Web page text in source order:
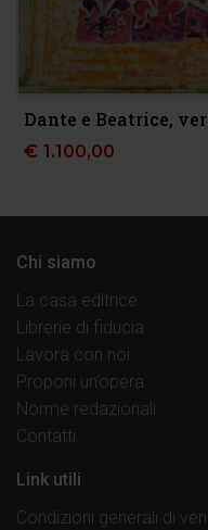
Dante e Beatrice,
€ 1.100,00
Chi siamo
La casa editrice
Librerie di fiducia
Lavora con noi
Proponi un’opera
Norme redazionali
Contatti
Link utili
Condizioni generali di